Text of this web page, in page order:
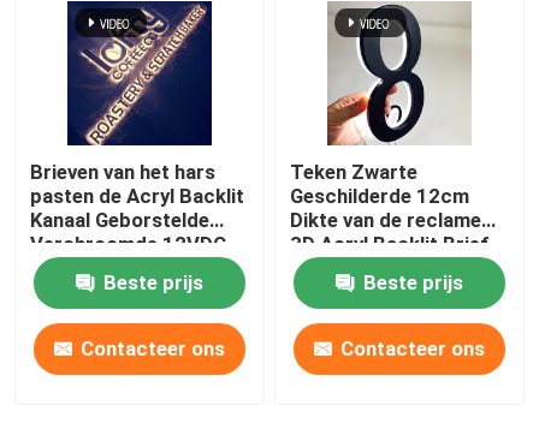
Brieven van het hars
pasten de Acryl Backlit
Kanaal Geborstelde
Verchroomde 12VDC
aan
Beste prijs
Contacteer ons
Teken Zwarte
Geschilderde 12cm
Dikte van de reclame
3D Acryl Backlit Brief
Beste prijs
Contacteer ons